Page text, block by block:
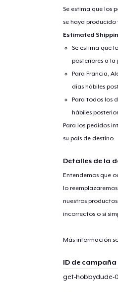
Se estima que los
se haya
Estimated
Se estima que
posteriores a la
Para Francia,
días hábiles
Para todos los
hábiles
Para los pedidos
su país de destino.
Detalles de la
Entendemos que
lo
nuestros
incorrectos o si
Más información
ID de campaña
get-hobbydude-